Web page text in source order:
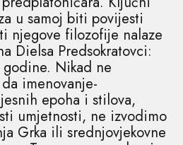
u samoj biti povijesti
njegove filozofije nalaze
Dielsa Predsokratovci:
Nikad ne
imenovanje-
epoha i stilova,
umjetnosti, ne izvodimo
Grka ili srednjovjekovne